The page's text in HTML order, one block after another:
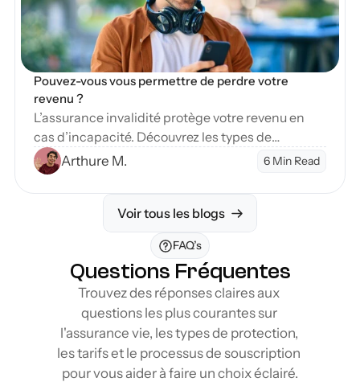
Pouvez-vous vous permettre de perdre votre
revenu ?
L’assurance invalidité protège votre revenu en
cas d’incapacité. Découvrez les types de
couverture et étapes pour sécuriser votre avenir
financier.
Arthure M. 6 Min Read
Voir tous les blogs
FAQ’s
Questions Fréquentes
Trouvez des réponses claires aux
questions les plus courantes sur
l'assurance vie, les types de protection,
les tarifs et le processus de souscription
pour vous aider à faire un choix éclairé.